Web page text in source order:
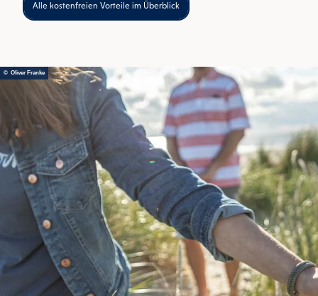
Alle kostenfreien Vorteile im Überblick
© Oliver Franke